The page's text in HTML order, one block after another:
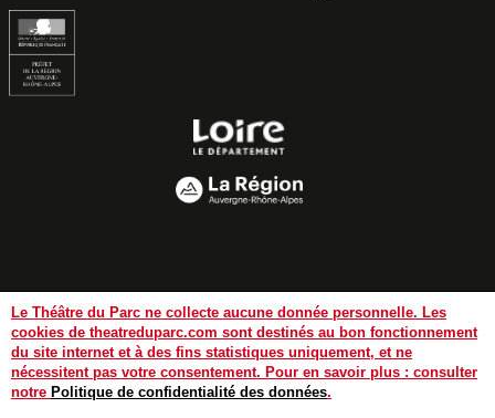
Mentions légales Politique de confidentialité des données
Aide et accessibilité
Le Théâtre du Parc ne collecte aucune donnée personnelle. Les
cookies de theatreduparc.com sont destinés au bon fonctionnement
du site internet et à des fins statistiques uniquement, et ne
nécessitent pas votre consentement. Pour en savoir plus : consulter
notre Politique de confidentialité des données.